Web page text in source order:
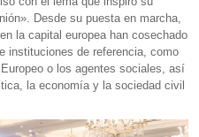
Desde su puesta en marcha,
la capital europea han cosechado
instituciones de referencia, como
o los agentes sociales, así
la economía y la sociedad civil